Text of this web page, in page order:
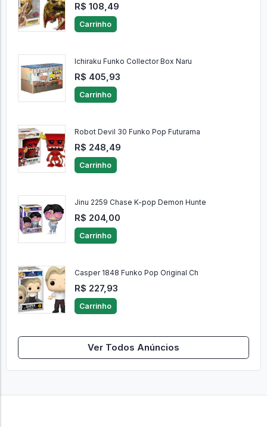
R$ 108,49
Carrinho
Ichiraku Funko Collector Box Naru
R$ 405,93
Carrinho
Robot Devil 30 Funko Pop Futurama
R$ 248,49
Carrinho
Jinu 2259 Chase K-pop Demon Hunte
R$ 204,00
Carrinho
Casper 1848 Funko Pop Original Ch
R$ 227,93
Carrinho
Ver Todos Anúncios